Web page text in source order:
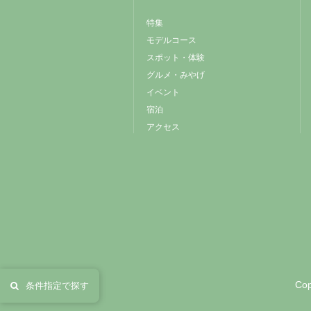
条件指定で探す
特集
モデルコース
スポット・体験
グルメ・みやげ
イベント
宿泊
アクセス